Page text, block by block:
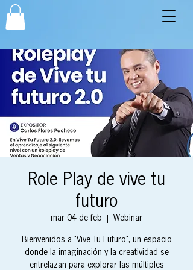
Role Play de vive tu
futuro
mar 04 de feb Webinar
Bienvenidos a "Vive Tu Futuro", un espacio
donde la imaginación y la creatividad se
entrelazan para explorar las múltiples